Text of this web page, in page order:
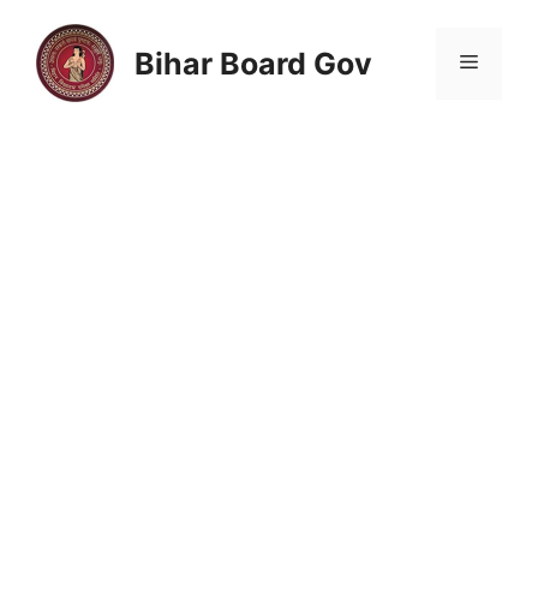
content
Bihar Board Gov Menu